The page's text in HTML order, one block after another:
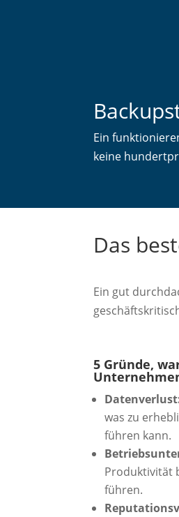
Ein
keine
Das
Ein gut
5 Gründe,
was zu
führen kann.
Produktivität
führen.